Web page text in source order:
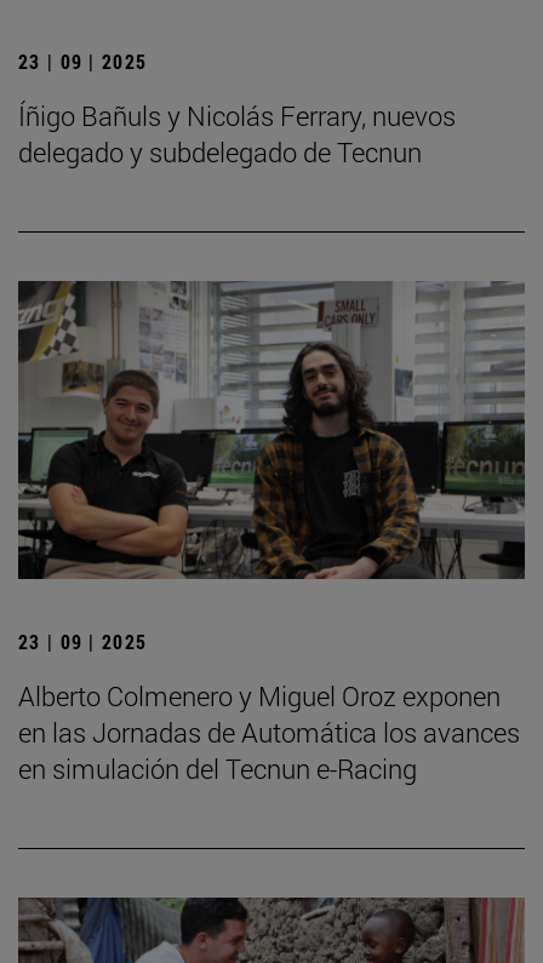
23 | 09 | 2025
Íñigo Bañuls y Nicolás Ferrary, nuevos
delegado y subdelegado de Tecnun
23 | 09 | 2025
Alberto Colmenero y Miguel Oroz exponen
en las Jornadas de Automática los avances
en simulación del Tecnun e-Racing